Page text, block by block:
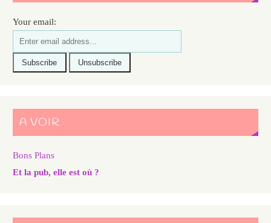
Your email:
A VOIR
Bons Plans
Et la pub, elle est où ?